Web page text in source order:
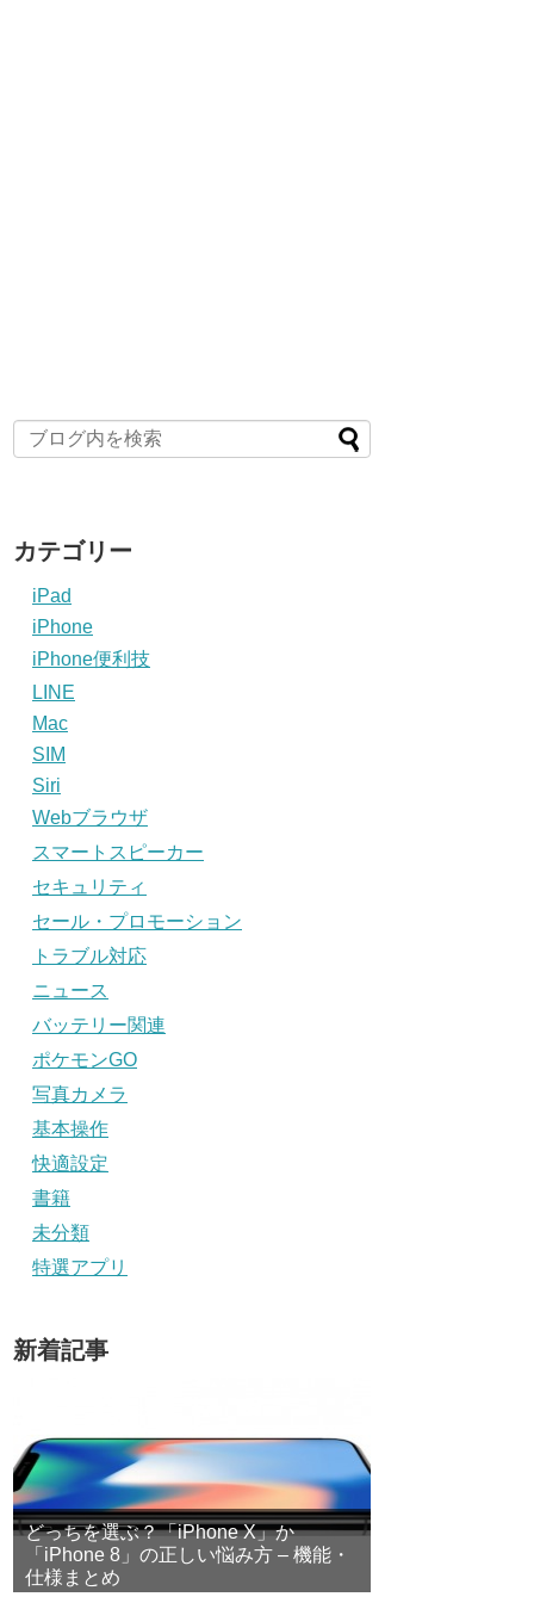
カテゴリー
iPad
iPhone
iPhone便利技
LINE
Mac
SIM
Siri
Webブラウザ
スマートスピーカー
セキュリティ
セール・プロモーション
トラブル対応
ニュース
バッテリー関連
ポケモンGO
写真カメラ
基本操作
快適設定
書籍
未分類
特選アプリ
新着記事
どっちを選ぶ？「iPhone X」か
「iPhone 8」の正しい悩み方 – 機能・
仕様まとめ